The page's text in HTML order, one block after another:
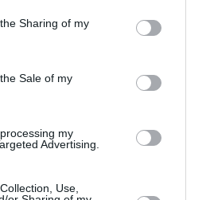
Sharing of my
Sale of my
my
Advertising.
Use,
17 août 2021 - 20 h 51 min
de cette compagnie ! Comment est il
? Et ce magnifique cap vert et
croitre grace aux touristes…
et corrompus comme bons